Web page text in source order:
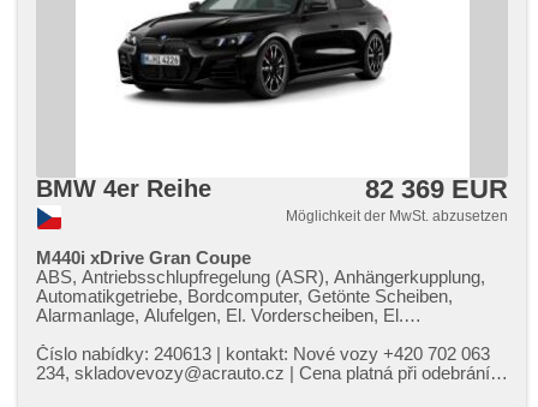
BMW 4er Reihe 82 369 EUR
Möglichkeit der MwSt. abzusetzen
M440i xDrive Gran Coupe
ABS, Antriebsschlupfregelung (ASR), Anhängerkupplung,
Automatikgetriebe, Bordcomputer, Getönte Scheiben,
Alarmanlage, Alufelgen, El. Vorderscheiben, El.
Spiegel, beheizte Sitze, Wegfahrsperre, Zentralverriegelung,
El. einstellbare Sitze, Antrieb 4x4, Sportfahrgestell,
Číslo nabídky: 240613 | kontakt: Nové vozy ​+420 702 063
234,​ skladovevozy@acrauto.cz | Cena platná při odebrání